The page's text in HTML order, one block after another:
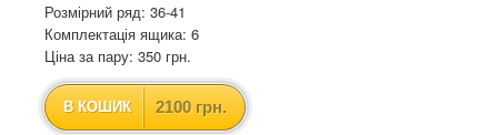
Розмірний ряд: 36-41
Комплектація ящика: 6
Ціна за пару: 350 грн.
В КОШИК 2100 грн.